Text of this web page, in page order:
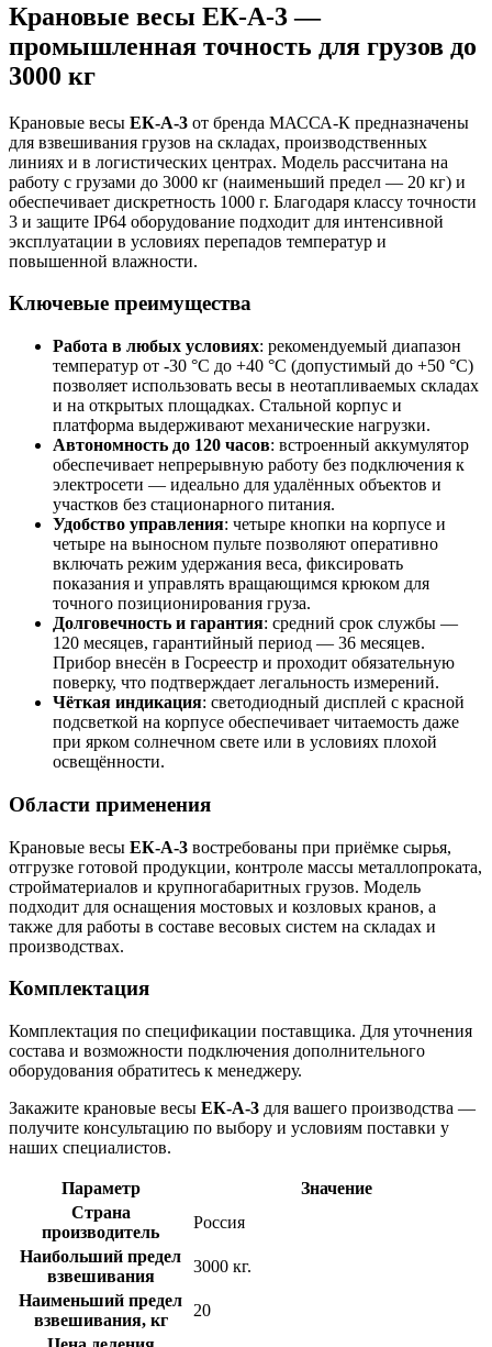
Крановые весы ЕК-A-3 —
промышленная точность для грузов до
3000 кг
Крановые весы ЕК-A-3 от бренда МАССА-К предназначены
для взвешивания грузов на складах, производственных
линиях и в логистических центрах. Модель рассчитана на
работу с грузами до 3000 кг (наименьший предел — 20 кг) и
обеспечивает дискретность 1000 г. Благодаря классу точности
3 и защите IP64 оборудование подходит для интенсивной
эксплуатации в условиях перепадов температур и
повышенной влажности.
Ключевые преимущества
Работа в любых условиях: рекомендуемый диапазон
температур от -30 °C до +40 °C (допустимый до +50 °C)
позволяет использовать весы в неотапливаемых складах
и на открытых площадках. Стальной корпус и
платформа выдерживают механические нагрузки.
Автономность до 120 часов: встроенный аккумулятор
обеспечивает непрерывную работу без подключения к
электросети — идеально для удалённых объектов и
участков без стационарного питания.
Удобство управления: четыре кнопки на корпусе и
четыре на выносном пульте позволяют оперативно
включать режим удержания веса, фиксировать
показания и управлять вращающимся крюком для
точного позиционирования груза.
Долговечность и гарантия: средний срок службы —
120 месяцев, гарантийный период — 36 месяцев.
Прибор внесён в Госреестр и проходит обязательную
поверку, что подтверждает легальность измерений.
Чёткая индикация: светодиодный дисплей с красной
подсветкой на корпусе обеспечивает читаемость даже
при ярком солнечном свете или в условиях плохой
освещённости.
Области применения
Крановые весы ЕК-A-3 востребованы при приёмке сырья,
отгрузке готовой продукции, контроле массы металлопроката,
стройматериалов и крупногабаритных грузов. Модель
подходит для оснащения мостовых и козловых кранов, а
также для работы в составе весовых систем на складах и
производствах.
Комплектация
Комплектация по спецификации поставщика. Для уточнения
состава и возможности подключения дополнительного
оборудования обратитесь к менеджеру.
Закажите крановые весы ЕК-A-3 для вашего производства —
получите консультацию по выбору и условиям поставки у
наших специалистов.
Параметр
Значение
Страна
производитель
Россия
Наибольший предел
взвешивания
3000 кг.
Наименьший предел
взвешивания, кг
20